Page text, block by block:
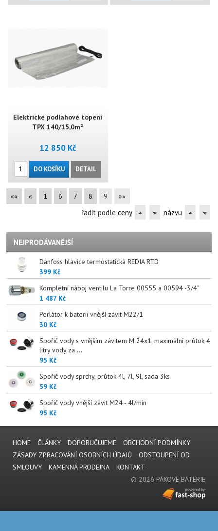
Elektrické podlahové topení
TPX 140/15,0m²
12 850 Kč
DO KOŠÍKU DETAIL
«« « 1 6 7 8 9 »»
řadit podle ceny názvu
NEJPRODÁVANĚJŠÍ
Danfoss hlavice termostatická REDIA RTD
399 Kč
Kompletní náboj ventilu La Torre 00555 a 00594 -3/4"
1 487 Kč
Perlátor k baterii vnější závit M22/1
30 Kč
Spořič vody s vnějším závitem M 24x1, maximální průtok 4
litry vody za ...
95 Kč
Spořič vody sprchy, průtok 4l, 7l, 9l, sada 3ks
59 Kč
Spořič vody vnější závit M24 - 4l/min
95 Kč
HOME ČLÁNKY DOPORUČUJEME
OBCHODNÍ PODMÍNKY
ZÁSADY ZPRACOVÁNÍ OSOBNÍCH ÚDAJŮ
ODSTOUPENÍ OD
SMLOUVY
KAMENNÁ PRODEJNA
KONTAKT
© 2026 PÁKOVÉ BATERIE